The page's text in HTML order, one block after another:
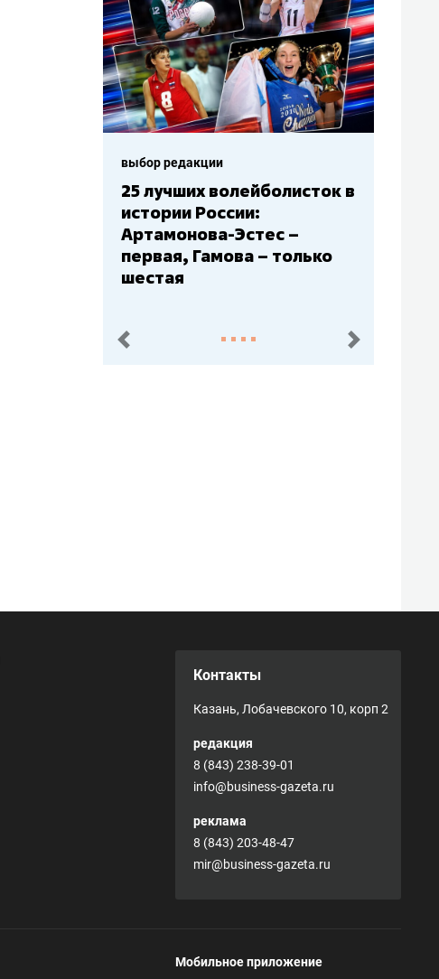
выбор редакции
25 лучших волейболисток в
истории России:
Артамонова-Эстес –
первая, Гамова – только
шестая
пред. след.
Контакты
Казань, Лобачевского 10, корп 2
редакция
8 (843) 238-39-01
info@business-gazeta.ru
реклама
8 (843) 203-48-47
mir@business-gazeta.ru
Мобильное приложение